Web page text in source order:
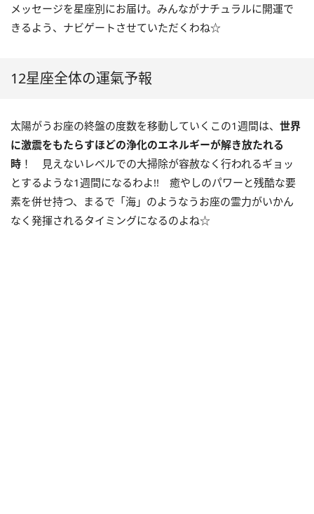
メッセージを星座別にお届け。みんながナチュラルに開運で
きるよう、ナビゲートさせていただくわね☆
12星座全体の運氣予報
太陽がうお座の終盤の度数を移動していくこの1週間は、 世界
に激震をもたらすほどの浄化のエネルギーが解き放たれる
時 ！ 見えないレベルでの大掃除が容赦なく行われるギョッ
とするような1週間になるわよ!! 癒やしのパワーと残酷な要
素を併せ持つ、まるで「海」のようなうお座の霊力がいかん
なく発揮されるタイミングになるのよね☆